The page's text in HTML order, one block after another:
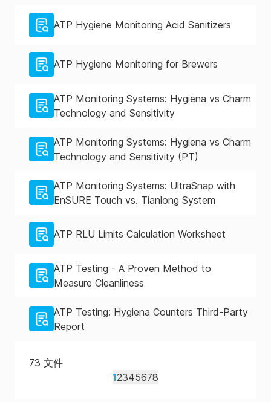
ATP Hygiene Monitoring Acid Sanitizers
ATP Hygiene Monitoring for Brewers
ATP Monitoring Systems: Hygiena vs Charm
Technology and Sensitivity
ATP Monitoring Systems: Hygiena vs Charm
Technology and Sensitivity (PT)
ATP Monitoring Systems: UltraSnap with
EnSURE Touch vs. Tianlong System
ATP RLU Limits Calculation Worksheet
ATP Testing - A Proven Method to
Measure Cleanliness
ATP Testing: Hygiena Counters Third-Party
Report
73 文件
12345678